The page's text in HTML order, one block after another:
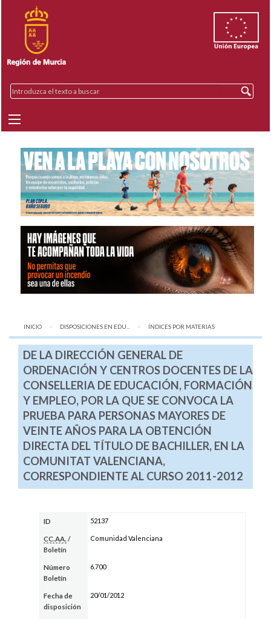
INICIO DISPOSICIONES EN EDU... AQUÍ:
ÍNDICES POR MATERIAS
DE LA DIRECCIÓN GENERAL DE
ORDENACIÓN Y CENTROS DOCENTES DE LA
CONSELLERIA DE EDUCACIÓN, FORMACIÓN
Y EMPLEO, POR LA QUE SE CONVOCA LA
PRUEBA PARA PERSONAS MAYORES DE
VEINTE AÑOS PARA LA OBTENCIÓN
DIRECTA DEL TÍTULO DE BACHILLER, EN LA
COMUNITAT VALENCIANA,
CORRESPONDIENTE AL CURSO 2011-2012
ID 52137
CC.AA. /
Boletín
Comunidad Valenciana
Número
Boletín
6.700
Fecha de
disposición
20/01/2012